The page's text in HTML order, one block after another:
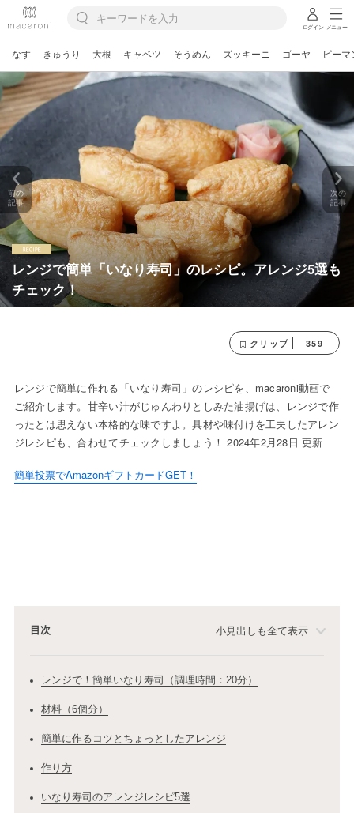
ログイン メニュー
なす きゅうり 大根 キャベツ そうめん ズッキーニ ゴーヤ ピーマ
レンジで簡単「いなり寿司」のレシピ。アレンジ5選も
チェック！
前の
記事
次の
記事
クリップ 359
レンジで簡単に作れる「いなり寿司」のレシピを、macaroni動画で
ご紹介します。甘辛い汁がじゅんわりとしみた油揚げは、レンジで作
ったとは思えない本格的な味ですよ。具材や味付けを工夫したアレン
ジレシピも、合わせてチェックしましょう！ 2024年2月28日 更新
簡単投票でAmazonギフトカードGET！
目次 小見出しも全て表示
レンジで！簡単いなり寿司（調理時間：20分）
材料（6個分）
簡単に作るコツとちょっとしたアレンジ
作り方
いなり寿司のアレンジレシピ5選